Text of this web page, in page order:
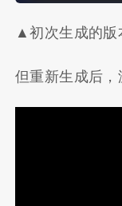
▲初次生成的版
但重新生成后，